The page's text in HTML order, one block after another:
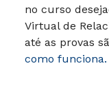
no curso
Virtual de
até as provas
como funciona.